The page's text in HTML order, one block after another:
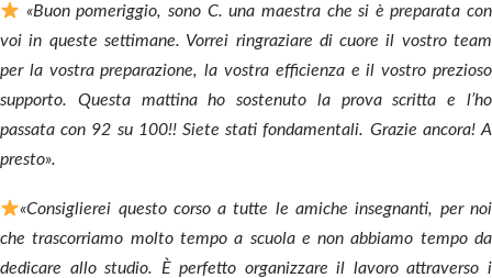
«Buon pomeriggio, sono C. una maestra che si è preparata con
voi in queste settimane. Vorrei ringraziare di cuore il vostro team
per la vostra preparazione, la vostra efficienza e il vostro prezioso
supporto. Questa mattina ho sostenuto la prova scritta e l’ho
passata con 92 su 100!! Siete stati fondamentali. Grazie ancora! A
presto».
«Consiglierei questo corso a tutte le amiche insegnanti, per noi
che trascorriamo molto tempo a scuola e non abbiamo tempo da
dedicare allo studio. È perfetto organizzare il lavoro attraverso i